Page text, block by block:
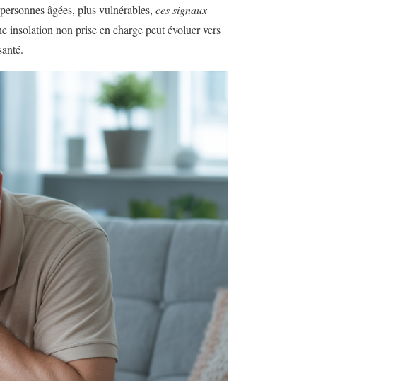
âgées, plus vulnérables, ces signaux
insolation non prise en charge peut évoluer vers